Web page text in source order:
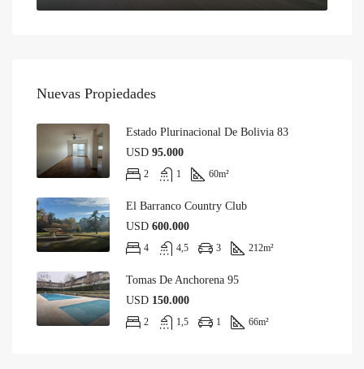
Nuevas Propiedades
Estado Plurinacional De Bolivia 83
USD 95.000
2 1 60m²
El Barranco Country Club
USD 600.000
4 4,5 3 212m²
Tomas De Anchorena 95
USD 150.000
2 1,5 1 66m²